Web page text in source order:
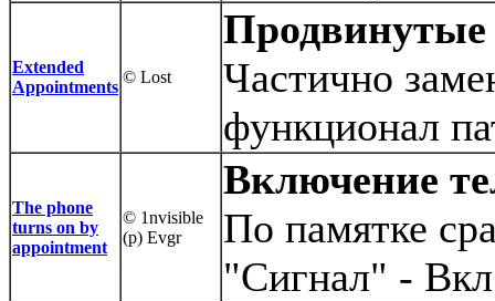
Extended
Appointments
© Lost
Частично
функционал
The phone
turns on by
appointment
© 1nvisible
(p) Evgr
Включение
По памятке
"Сигнал" -